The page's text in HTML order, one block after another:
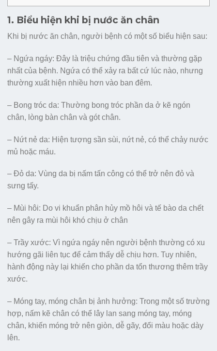
1. Biểu hiện khi bị nước ăn chân
Khi bị nước ăn chân, người bệnh có một số biểu hiện sau:
– Ngứa ngáy: Đây là triệu chứng đầu tiên và thường gặp
nhất của bệnh. Ngứa có thể xảy ra bất cứ lúc nào, nhưng
thường xuất hiện nhiều hơn vào ban đêm.
– Bong tróc da: Thường bong tróc phần da ở kẽ ngón
chân, lòng bàn chân và gót chân.
– Nứt nẻ da: Hiện tượng sần sùi, nứt nẻ, có thể chảy nước
mủ hoặc máu.
– Đỏ da: Vùng da bị nấm tấn công có thể trở nên đỏ và
sưng tấy.
– Mùi hôi: Do vi khuẩn phân hủy mồ hôi và tế bào da chết
nên gây ra mùi hôi khó chịu ở chân
– Trầy xước: Vì ngứa ngáy nên người bệnh thường có xu
hướng gãi liên tục để cảm thấy dễ chịu hơn. Tuy nhiên,
hành động này lại khiến cho phần da tổn thương thêm trầy
xước.
– Móng tay, móng chân bị ảnh hưởng: Trong một số trường
hợp, nấm kẽ chân có thể lây lan sang móng tay, móng
chân, khiến móng trở nên giòn, dễ gãy, đổi màu hoặc dày
lên.